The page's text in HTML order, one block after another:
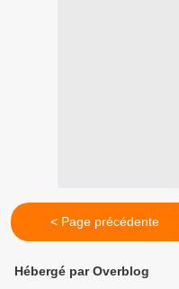
< Page précédente
Hébergé par Overblog